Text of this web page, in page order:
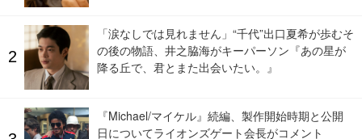
「涙なしでは見れません」“千代”出口夏希が歩むそ
の後の物語、井之脇海がキーパーソン『あの星が
降る丘で、君とまた出会いたい。』
『Michael/マイケル』続編、製作開始時期と公開
日についてライオンズゲート会長がコメント